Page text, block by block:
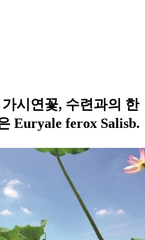
시연꽃, 수련과의 한
Euryale ferox Salisb.